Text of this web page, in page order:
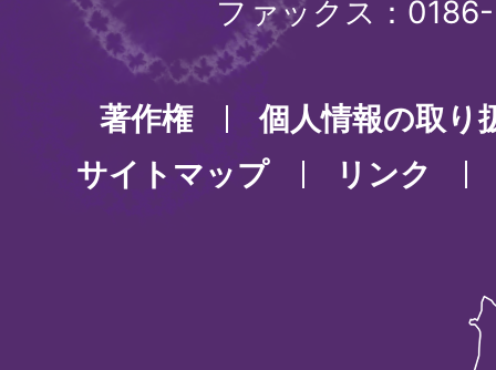
ファックス：
著作権
個人情報の取り
サイトマップ
リンク